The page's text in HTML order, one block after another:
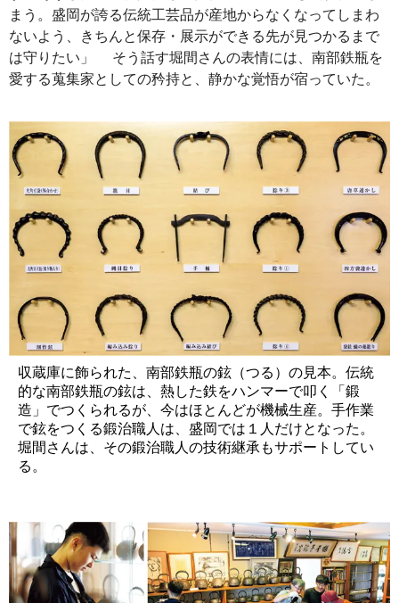
まう。盛岡が誇る伝統工芸品が産地からなくなってしまわ
ないよう、きちんと保存・展示ができる先が見つかるまで
は守りたい」 そう話す堀間さんの表情には、南部鉄瓶を
愛する蒐集家としての矜持と、静かな覚悟が宿っていた。
収蔵庫に飾られた、南部鉄瓶の鉉（つる）の見本。伝統
的な南部鉄瓶の鉉は、熱した鉄をハンマーで叩く「鍛
造」でつくられるが、今はほとんどが機械生産。手作業
で鉉をつくる鍛治職人は、盛岡では１人だけとなった。
堀間さんは、その鍛治職人の技術継承もサポートしてい
る。